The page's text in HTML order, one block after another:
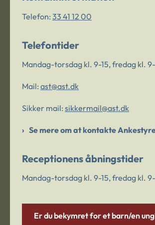
Telefon: 33 41 12 00
Telefontider
Mandag-torsdag kl. 9-15, fredag kl. 9-
Mail: ast@ast.dk
Sikker mail: sikkermail@ast.dk
Se mere om at kontakte
Receptionens åbningstider
Mandag-torsdag kl. 9-15, fredag kl. 9-
Er du bekymret for et barn/en